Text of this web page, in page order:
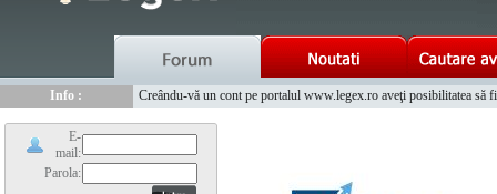
Info :
www.tntauto.ro - Managementul Integrat al Parcului Auto
E-
mail:
Parola: